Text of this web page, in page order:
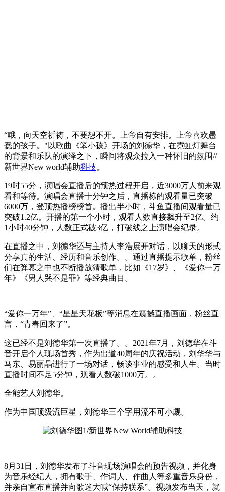
“哦，向天空祈祷，不要想不开。上帝自有安排。上帝喜欢愚
蠢的孩子。"以歌曲《笨小孩》开场的刘德华，在霓虹灯舞台
的背景和乐队的演绎之下，瞬间将观众拉入一种怀旧的氛围//
新世界New world辅助科技。
19时55分，演唱会直播后的预热过程开启，近3000万人前来观
看和等待。演唱会直播十分钟之后，直播栋的观看量已突破
6000万，登顶热播榜榜首。播出半小时，斗鱼直播间观看量已
突破1.2亿。开播的第一个小时，观看人数直接飙升至2亿。约
1小时40分钟，人数正式破3亿，打破线之上演唱会纪录。
在直播之中，刘德华还与主持人李浩展开对话，以聊天的形式
分享真的生活、经历和音乐创作。。通过直播提示歌单，粉丝
们在弹幕之中也不断播放猜歌单，比如《17岁》、《爱你一万
年》《男人哭不是罪》等经典曲目。
“爱你一万年”、“星星天花板”等消息在震撼直播画面，粉丝直
言，“青春回来了”。
这已经不是刘德华第一次直播了。。2021年7月，刘德华在斗
音开启个人现场首秀，作为出道40周年的庆祝活动，刘华华与
马东、易丽晶进行了一场对话，畅谈事业的感受和人生。当时
直播时间不足5分钟，观看人数破1000万。。
全能艺人刘德华。
作为中国顶级流巨星，刘德华三个字用流不可小觑。
8月31日，刘德华发布了斗音现场演唱会的预告视频，并化身
为音乐经纪人，拥有歌手、作词人、作曲人等多重音乐身份，
并亲自宣布直播并向歌迷大喊“保持联系”。视频发布当天，就